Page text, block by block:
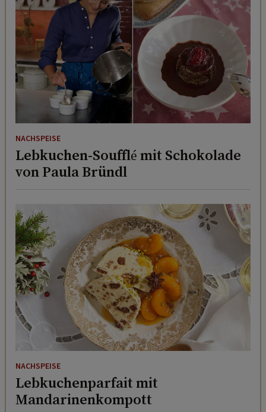
NACHSPEISE
Lebkuchen-Soufflé mit Schokolade
von Paula Bründl
NACHSPEISE
Lebkuchenparfait mit
Mandarinenkompott